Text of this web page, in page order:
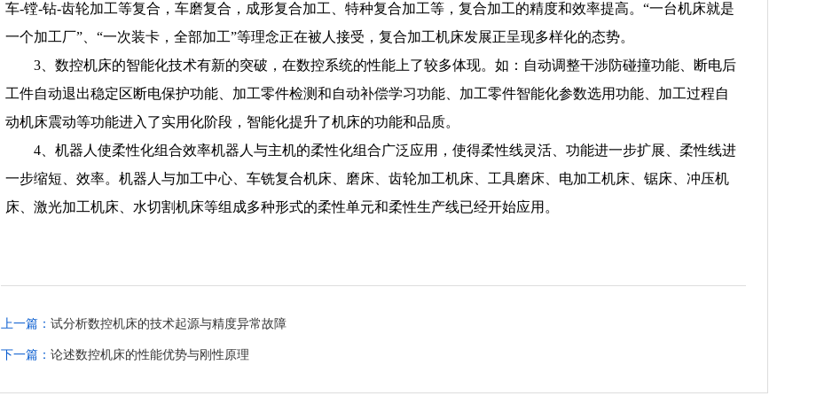
车-镗-钻-齿轮加工等复合，车磨复合，成形复合加工、特种复合加工等，复合加工的精度和效率提高。“一台机床就是
一个加工厂”、“一次装卡，全部加工”等理念正在被人接受，复合加工机床发展正呈现多样化的态势。
3、数控机床的智能化技术有新的突破，在数控系统的性能上了较多体现。如：自动调整干涉防碰撞功能、断电后
工件自动退出稳定区断电保护功能、加工零件检测和自动补偿学习功能、加工零件智能化参数选用功能、加工过程自
动机床震动等功能进入了实用化阶段，智能化提升了机床的功能和品质。
4、机器人使柔性化组合效率机器人与主机的柔性化组合广泛应用，使得柔性线灵活、功能进一步扩展、柔性线进
一步缩短、效率。机器人与加工中心、车铣复合机床、磨床、齿轮加工机床、工具磨床、电加工机床、锯床、冲压机
床、激光加工机床、水切割机床等组成多种形式的柔性单元和柔性生产线已经开始应用。
上一篇： 试分析数控机床的技术起源与精度异常故障
下一篇： 论述数控机床的性能优势与刚性原理